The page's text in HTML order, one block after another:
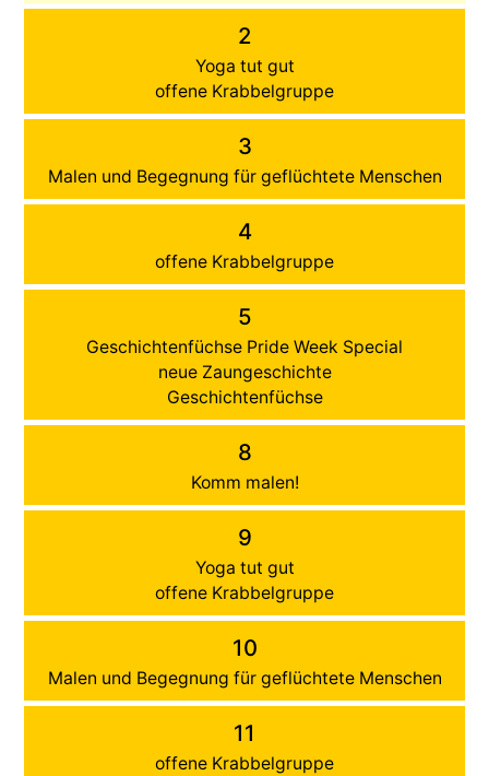
2
Yoga tut gut
offene Krabbelgruppe
3
Malen und Begegnung für geflüchtete Menschen
4
offene Krabbelgruppe
5
Geschichtenfüchse Pride Week Special
neue Zaungeschichte
Geschichtenfüchse
8
Komm malen!
9
Yoga tut gut
offene Krabbelgruppe
10
Malen und Begegnung für geflüchtete Menschen
11
offene Krabbelgruppe